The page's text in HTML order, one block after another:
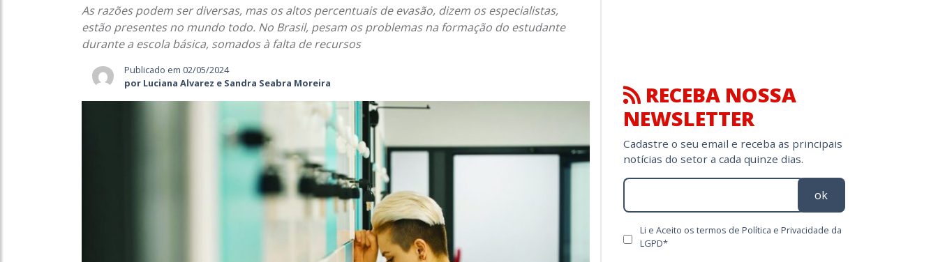
As razões podem ser diversas, mas os altos percentuais de evasão, dizem os especialistas,
estão presentes no mundo todo. No Brasil, pesam os problemas na formação do estudante
durante a escola básica, somados à falta de recursos
Publicado em 02/05/2024
por Luciana Alvarez e Sandra Seabra Moreira
RECEBA NOSSA
NEWSLETTER
Cadastre o seu email e receba as principais
notícias do setor a cada quinze dias.
ok
Li e Aceito os termos de Política e Privacidade da
LGPD*